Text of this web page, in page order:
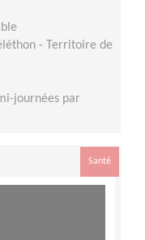
- Territoire de
journées par
Santé